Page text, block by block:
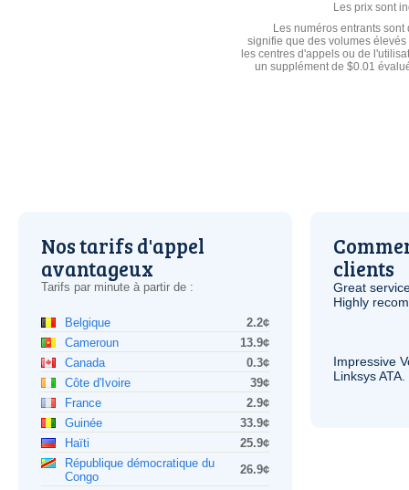
Les prix sont
Les numéros entrants
signifie que des volumes
les centres d'appels ou de
un supplément de $0.01
Nos tarifs d'appel
avantageux
Tarifs par minute à partir de :
Belgique
2.2¢
Cameroun
13.9¢
Canada
0.3¢
Côte d'Ivoire
39¢
France
2.9¢
Guinée
33.9¢
Haïti
25.9¢
République démocratique du
Congo
26.9¢
clients
Great
Highly
Impressive
LinksysATA